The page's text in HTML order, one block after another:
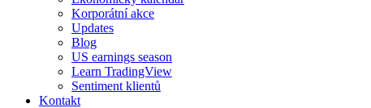
Korporátní akce
Updates
Blog
US earnings season
Learn TradingView
Sentiment klientů
Kontakt